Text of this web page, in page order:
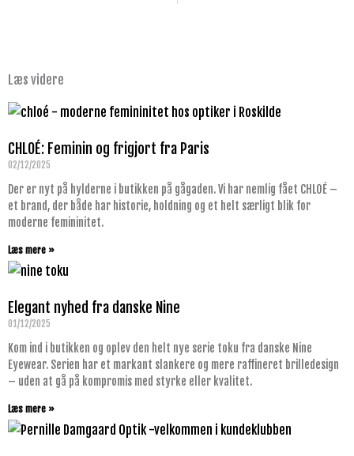
Læs videre
CHLOÉ: Feminin og frigjort fra Paris
02/12/2025
Der er nyt på hylderne i butikken på gågaden. Vi har nemlig fået CHLOÉ –
et brand, der både har historie, holdning og et helt særligt blik for
moderne femininitet.
Læs mere »
Elegant nyhed fra danske Nine
01/12/2025
Kom ind i butikken og oplev den helt nye serie toku fra danske Nine
Eyewear. Serien har et markant slankere og mere raffineret brilledesign
– uden at gå på kompromis med styrke eller kvalitet.
Læs mere »